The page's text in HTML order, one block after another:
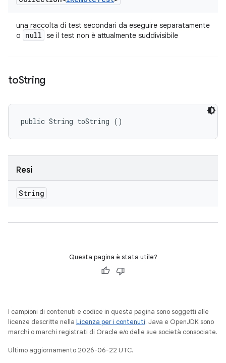
una raccolta di test secondari da eseguire separatamente
o
null se il test non è attualmente suddivisibile
toString
public String toString ()
Resi
String
Questa pagina è stata utile?
I campioni di contenuti e codice in questa pagina sono soggetti alle
licenze descritte nella Licenza per i contenuti. Java e OpenJDK sono
marchi o marchi registrati di Oracle e/o delle sue società consociate.
Ultimo aggiornamento 2026-06-22 UTC.